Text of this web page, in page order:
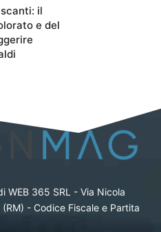
il
e del
WEB 365 SRL - Via Nicola
- Codice Fiscale e Partita